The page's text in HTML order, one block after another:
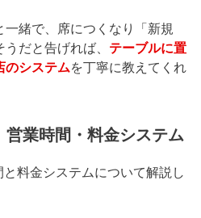
緒で、席につくなり「新規
だと告げれば、 テーブルに置
のシステムを丁寧に教えてくれ
営業時間・料金システム
料金システムについて解説し